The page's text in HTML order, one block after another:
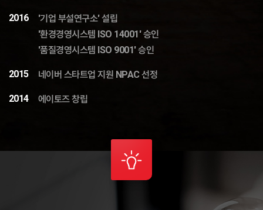
2016
'기업 부설연구소' 설립
'환경경영시스템 ISO 14001' 승인
'품질경영시스템 ISO 9001' 승인
2015 네이버 스타트업 지원 NPAC 선정
2014 에이토즈 창립